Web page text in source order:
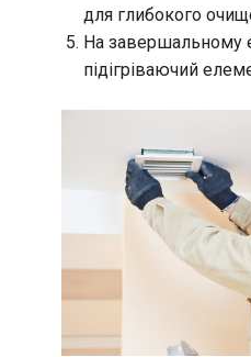
для глибокого
На завершальному
підігріваючий